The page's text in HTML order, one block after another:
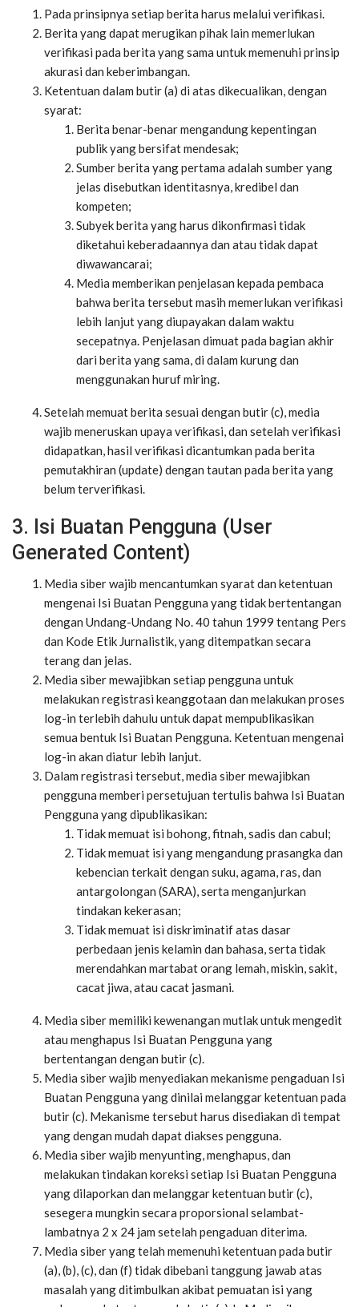
Pada prinsipnya setiap berita harus melalui verifikasi.
Berita yang dapat merugikan pihak lain memerlukan
verifikasi pada berita yang sama untuk memenuhi prinsip
akurasi dan keberimbangan.
Ketentuan dalam butir (a) di atas dikecualikan, dengan
syarat:
Berita benar-benar mengandung kepentingan
publik yang bersifat mendesak;
Sumber berita yang pertama adalah sumber yang
jelas disebutkan identitasnya, kredibel dan
kompeten;
Subyek berita yang harus dikonfirmasi tidak
diketahui keberadaannya dan atau tidak dapat
diwawancarai;
Media memberikan penjelasan kepada pembaca
bahwa berita tersebut masih memerlukan verifikasi
lebih lanjut yang diupayakan dalam waktu
secepatnya. Penjelasan dimuat pada bagian akhir
dari berita yang sama, di dalam kurung dan
menggunakan huruf miring.
Setelah memuat berita sesuai dengan butir (c), media
wajib meneruskan upaya verifikasi, dan setelah verifikasi
didapatkan, hasil verifikasi dicantumkan pada berita
pemutakhiran (update) dengan tautan pada berita yang
belum terverifikasi.
3. Isi Buatan Pengguna (User
Generated Content)
Media siber wajib mencantumkan syarat dan ketentuan
mengenai Isi Buatan Pengguna yang tidak bertentangan
dengan Undang-Undang No. 40 tahun 1999 tentang Pers
dan Kode Etik Jurnalistik, yang ditempatkan secara
terang dan jelas.
Media siber mewajibkan setiap pengguna untuk
melakukan registrasi keanggotaan dan melakukan proses
log-in terlebih dahulu untuk dapat mempublikasikan
semua bentuk Isi Buatan Pengguna. Ketentuan mengenai
log-in akan diatur lebih lanjut.
Dalam registrasi tersebut, media siber mewajibkan
pengguna memberi persetujuan tertulis bahwa Isi Buatan
Pengguna yang dipublikasikan:
Tidak memuat isi bohong, fitnah, sadis dan cabul;
Tidak memuat isi yang mengandung prasangka dan
kebencian terkait dengan suku, agama, ras, dan
antargolongan (SARA), serta menganjurkan
tindakan kekerasan;
Tidak memuat isi diskriminatif atas dasar
perbedaan jenis kelamin dan bahasa, serta tidak
merendahkan martabat orang lemah, miskin, sakit,
cacat jiwa, atau cacat jasmani.
Media siber memiliki kewenangan mutlak untuk mengedit
atau menghapus Isi Buatan Pengguna yang
bertentangan dengan butir (c).
Media siber wajib menyediakan mekanisme pengaduan Isi
Buatan Pengguna yang dinilai melanggar ketentuan pada
butir (c). Mekanisme tersebut harus disediakan di tempat
yang dengan mudah dapat diakses pengguna.
Media siber wajib menyunting, menghapus, dan
melakukan tindakan koreksi setiap Isi Buatan Pengguna
yang dilaporkan dan melanggar ketentuan butir (c),
sesegera mungkin secara proporsional selambat-
lambatnya 2 x 24 jam setelah pengaduan diterima.
Media siber yang telah memenuhi ketentuan pada butir
(a), (b), (c), dan (f) tidak dibebani tanggung jawab atas
masalah yang ditimbulkan akibat pemuatan isi yang